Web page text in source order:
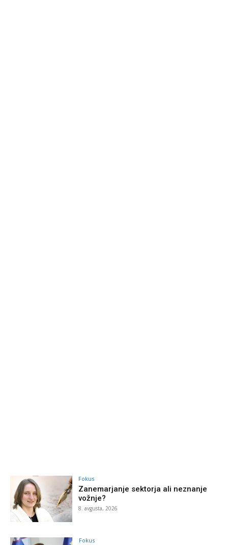
Fokus
Zanemarjanje sektorja ali neznanje
vožnje?
8. avgusta, 2026
Fokus